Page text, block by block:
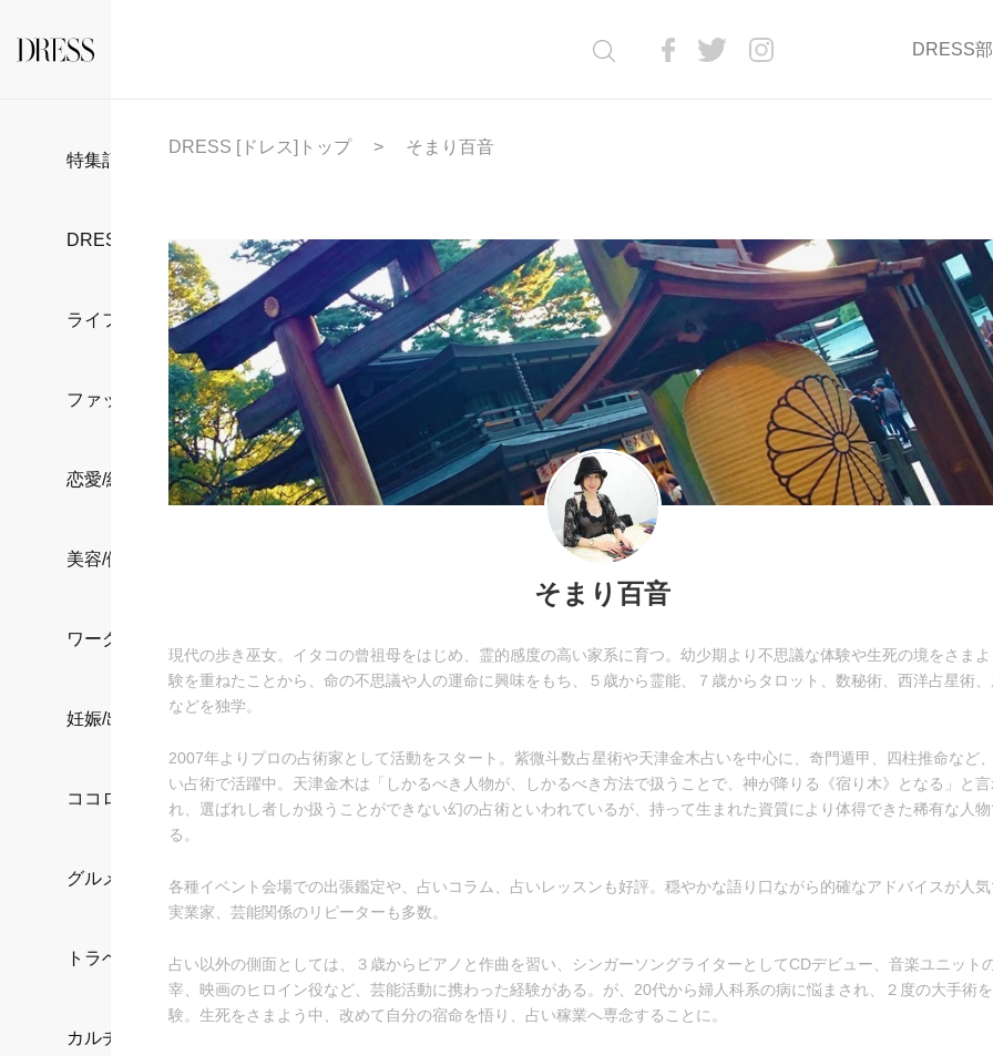
DRESS
特集記事
DRESS部活
ライフスタイル
ファッション
恋愛/結婚/離婚
美容/健康
ワークスタイル
妊娠/出産/家族
ココロ/カラダ
グルメ
トラベル
カルチャー/エンタメ
DRESS [ドレス]トップ そまり百音
そまり百音
現代の歩き巫女。イタコの曾祖母をはじめ、霊的感度の高い家系に育つ。幼少期より不思議な体験や生死の境をさまよ
験を重ねたことから、命の不思議や人の運命に興味をもち、５歳から霊能、７歳からタロット、数秘術、西洋占星術、
などを独学。
2007年よりプロの占術家として活動をスタート。紫微斗数占星術や天津金木占いを中心に、奇門遁甲、四柱推命など
い占術で活躍中。天津金木は「しかるべき人物が、しかるべき方法で扱うことで、神が降りる《宿り木》となる」と言
れ、選ばれし者しか扱うことができない幻の占術といわれているが、持って生まれた資質により体得できた稀有な人物
る。
各種イベント会場での出張鑑定や、占いコラム、占いレッスンも好評。穏やかな語り口ながら的確なアドバイスが人気
実業家、芸能関係のリピーターも多数。
占い以外の側面としては、３歳からピアノと作曲を習い、シンガーソングライターとしてCDデビュー、音楽ユニット
宰、映画のヒロイン役など、芸能活動に携わった経験がある。が、20代から婦人科系の病に悩まされ、２度の大手術
験。生死をさまよう中、改めて自分の宿命を悟り、占い稼業へ専念することに。